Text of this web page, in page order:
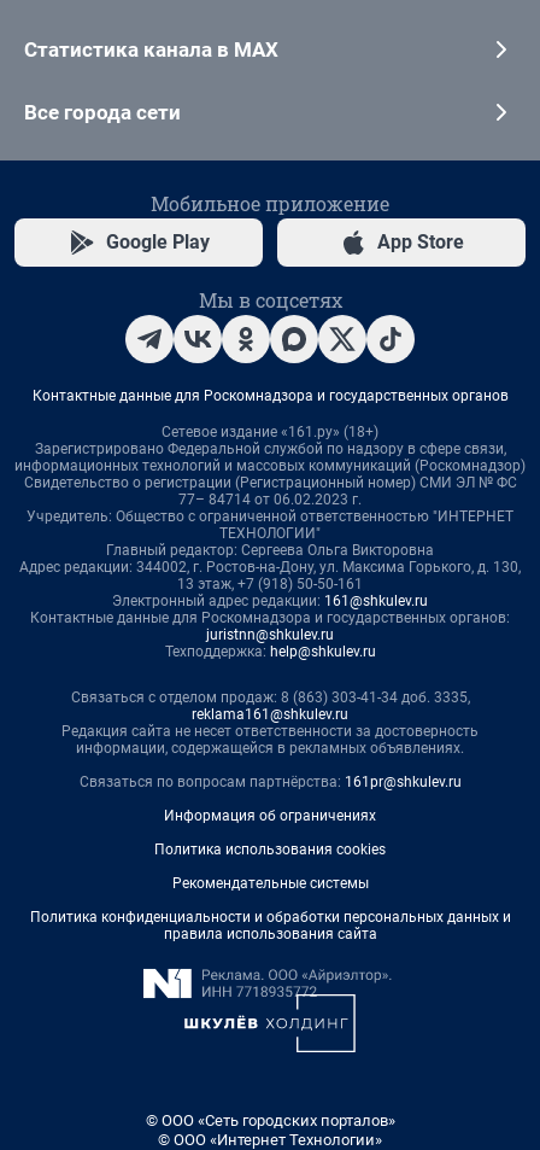
Статистика канала в MAX
Все города сети
Мобильное приложение
Google Play App Store
Мы в соцсетях
Контактные данные для Роскомнадзора и государственных органов
Сетевое издание «161.ру» (18+)
Зарегистрировано Федеральной службой по надзору в сфере связи,
информационных технологий и массовых коммуникаций (Роскомнадзор)
Свидетельство о регистрации (Регистрационный номер) СМИ ЭЛ № ФС
77– 84714 от 06.02.2023 г.
Учредитель: Общество с ограниченной ответственностью "ИНТЕРНЕТ
ТЕХНОЛОГИИ"
Главный редактор: Сергеева Ольга Викторовна
Адрес редакции: 344002, г. Ростов-на-Дону, ул. Максима Горького, д. 130,
13 этаж, +7 (918) 50-50-161
Электронный адрес редакции: 161@shkulev.ru
Контактные данные для Роскомнадзора и государственных органов:
juristnn@shkulev.ru
Техподдержка: help@shkulev.ru
Связаться с отделом продаж: 8 (863) 303-41-34 доб. 3335,
reklama161@shkulev.ru
Редакция сайта не несет ответственности за достоверность
информации, содержащейся в рекламных объявлениях.
Связаться по вопросам партнёрства: 161pr@shkulev.ru
Информация об ограничениях
Политика использования cookies
Рекомендательные системы
Политика конфиденциальности и обработки персональных данных и
правила использования сайта
© ООО «Сеть городских порталов»
© ООО «Интернет Технологии»